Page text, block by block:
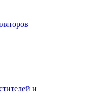
и